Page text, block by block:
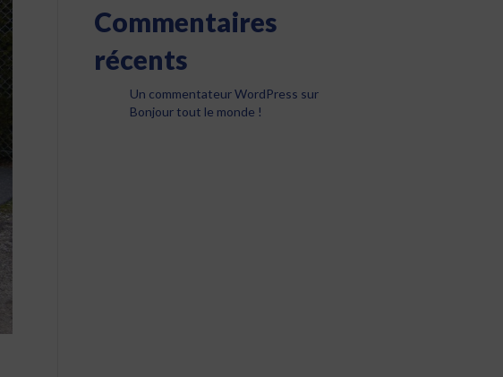
Commentaires
récents
Un commentateur WordPress sur
Bonjour tout le monde !